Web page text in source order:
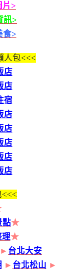
片>
訊>
食>
人包<<<
店
店
宿
店
店
店
店
店
點★
理★
► 台北大安
► 台北松山 ►